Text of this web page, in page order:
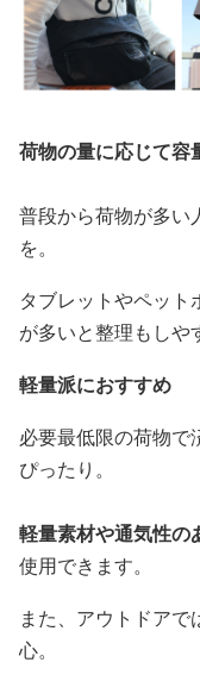
荷物の量に応じて容
普段から荷物が多い
を。
タブレットやペット
が多いと整理もしや
軽量派におすすめ
必要最低限の荷物で
ぴったり。
軽量素材や通気性の
使用できます。
また、アウトドア
心。